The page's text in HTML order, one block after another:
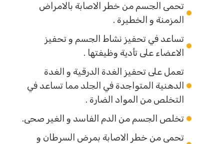
تحمى الجسم من خطر الاصابة بالامراض
المزمنة و الخطيرة .
تساعد في تحفيز نشاط الجسم و تحفيز
الاعضاء على تأدية وظيفتها .
تعمل على تحفيز الغدة الدرقية و الغدة
الدهنية المتواجدة في الجلد مما تساعد في
التخلص من المواد الضارة .
تخلص الجسم من الدم الفاسد و الغير صحى.
تحمى من خطر الاصابة بمرض السرطان و